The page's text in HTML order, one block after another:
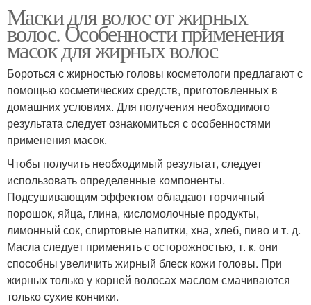
Маски для волос от жирных
волос. Особенности применения
масок для жирных волос
Бороться с жирностью головы косметологи предлагают с
помощью косметических средств, приготовленных в
домашних условиях. Для получения необходимого
результата следует ознакомиться с особенностями
применения масок.
Чтобы получить необходимый результат, следует
использовать определенные компоненты.
Подсушивающим эффектом обладают горчичный
порошок, яйца, глина, кисломолочные продукты,
лимонный сок, спиртовые напитки, хна, хлеб, пиво и т. д.
Масла следует применять с осторожностью, т. к. они
способны увеличить жирный блеск кожи головы. При
жирных только у корней волосах маслом смачиваются
только сухие кончики.